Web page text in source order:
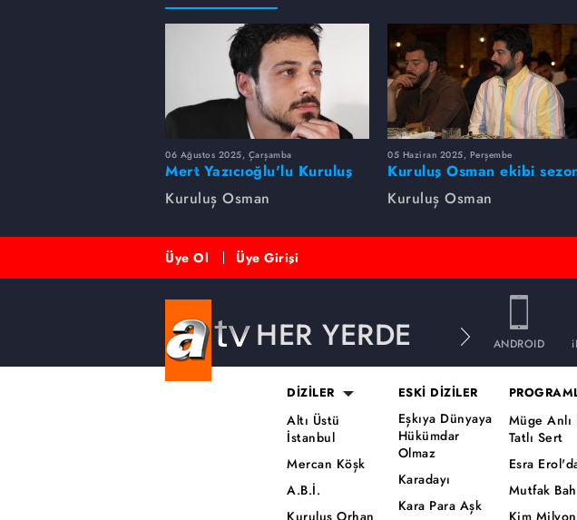
06 Ağustos 2025, Çarşamba
Mert Yazıcıoğlu'lu Kuruluş
dizisinin oyuncu kadrosunda
kimler var?
Kuruluş Osman
05 Haziran 2025, Perşembe
Kuruluş Osman ekibi
birlikte veda etti
Kuruluş Osman
Üye Ol Üye Girişi
HER YERDE ANDROID
DİZİLER
Altı Üstü
İstanbul
Mercan Köşk
A.B.İ.
Kuruluş Orhan
ESKİ DİZİLER
Eşkıya Dünyaya
Hükümdar
Olmaz
Karadayı
Kara Para Aşk
Müge Anlı
Tatlı Sert
Esra
Mutfak
Kim